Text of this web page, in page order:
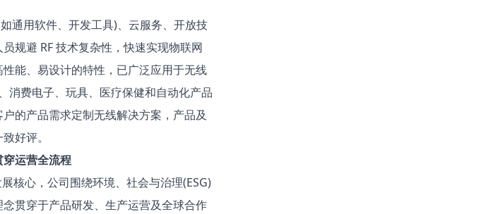
通用软件、开发工具)、云服务、开放技
规避 RF 技术复杂性，快速实现物联网
能、易设计的特性，已广泛应用于无线
消费电子、玩具、医疗保健和自动化产品
的产品需求定制无线解决方案，产品及
好评。
运营全流程​
核心，公司围绕环境、社会与治理(ESG)
贯穿于产品研发、生产运营及全球合作